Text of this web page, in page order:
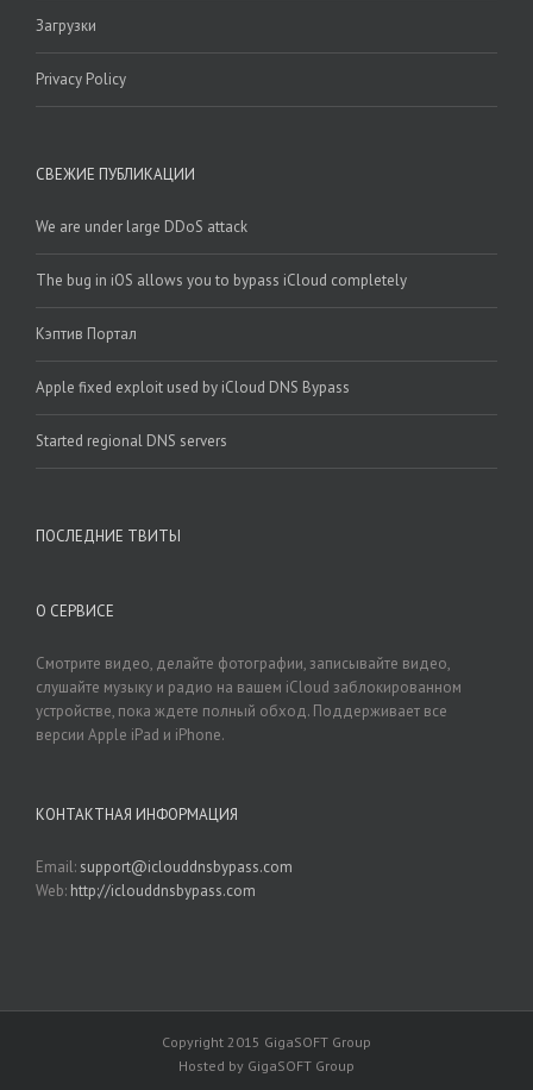
Загрузки
Privacy Policy
СВЕЖИЕ ПУБЛИКАЦИИ
We are under large DDoS attack
The bug in iOS allows you to bypass iCloud completely
Кэптив Портал
Apple fixed exploit used by iCloud DNS Bypass
Started regional DNS servers
ПОСЛЕДНИЕ ТВИТЫ
О СЕРВИСЕ
Смотрите видео, делайте фотографии, записывайте видео,
слушайте музыку и радио на вашем iCloud заблокированном
устройстве, пока ждете полный обход. Поддерживает все
версии Apple iPad и iPhone.
КОНТАКТНАЯ ИНФОРМАЦИЯ
Email: support@iclouddnsbypass.com
Web: http://iclouddnsbypass.com
Copyright 2015 GigaSOFT Group
Hosted by GigaSOFT Group